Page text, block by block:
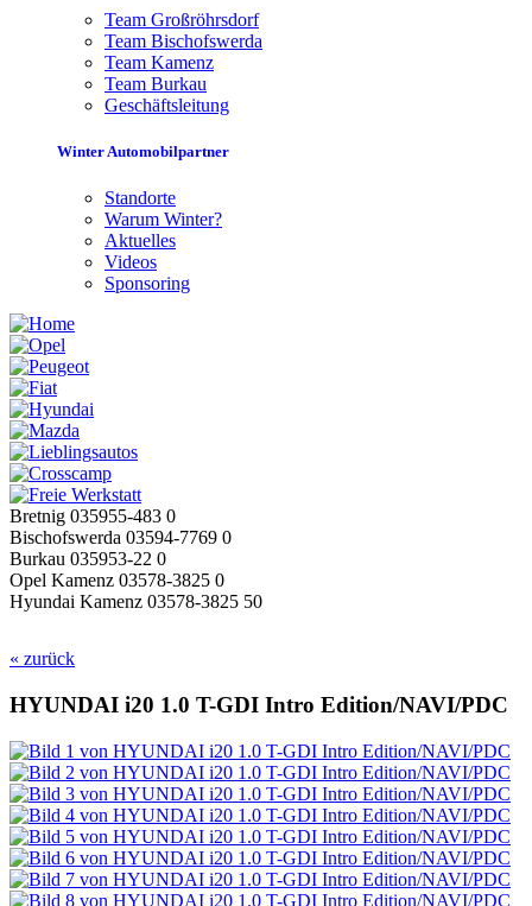
Team Großröhrsdorf
Team Bischofswerda
Team Kamenz
Team Burkau
Geschäftsleitung
Winter Automobilpartner
Standorte
Warum Winter?
Aktuelles
Videos
Sponsoring
Bretnig 035955-483 0
Bischofswerda 03594-7769 0
Burkau 035953-22 0
Opel Kamenz 03578-3825 0
Hyundai Kamenz 03578-3825 50
« zurück
HYUNDAI i20 1.0 T-GDI Intro Edition/NAVI/PDC